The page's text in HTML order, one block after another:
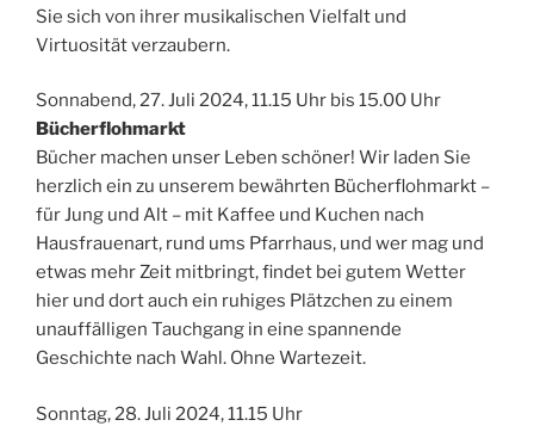
Sie sich von ihrer musikalischen Vielfalt und
Virtuosität verzaubern.
Sonnabend, 27. Juli 2024, 11.15 Uhr bis 15.00 Uhr
Bücherflohmarkt
Bücher machen unser Leben schöner! Wir laden Sie
herzlich ein zu unserem bewährten Bücherflohmarkt –
für Jung und Alt – mit Kaffee und Kuchen nach
Hausfrauenart, rund ums Pfarrhaus, und wer mag und
etwas mehr Zeit mitbringt, findet bei gutem Wetter
hier und dort auch ein ruhiges Plätzchen zu einem
unauffälligen Tauchgang in eine spannende
Geschichte nach Wahl. Ohne Wartezeit.
Sonntag, 28. Juli 2024, 11.15 Uhr